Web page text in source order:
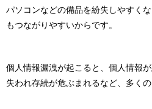
パソコンなどの備品を紛失しやすく
もつながりやすいからです。
個人情報漏洩が起こると、個人情報
失われ存続が危ぶまれるなど、多くの